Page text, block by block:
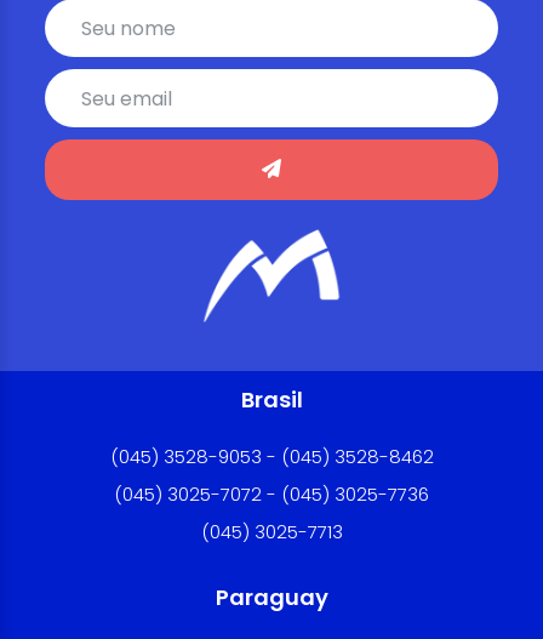
Brasil
(045) 3528-9053 - (045) 3528-8462
(045) 3025-7072 - (045) 3025-7736
(045) 3025-7713
Paraguay